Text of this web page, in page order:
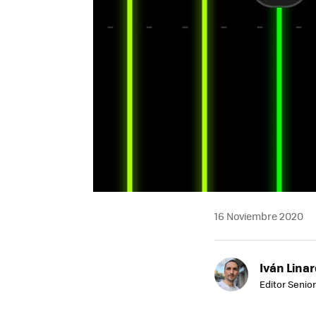
16 Noviembre 2020
Iván
Editor Senior